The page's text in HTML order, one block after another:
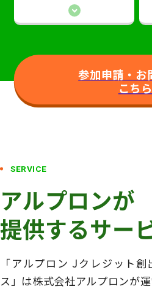
参加申請・お
こち
SERVICE
アルプロンが
提供するサー
「アルプロン Jクレジット
ス」は株式会社アルプロンが運